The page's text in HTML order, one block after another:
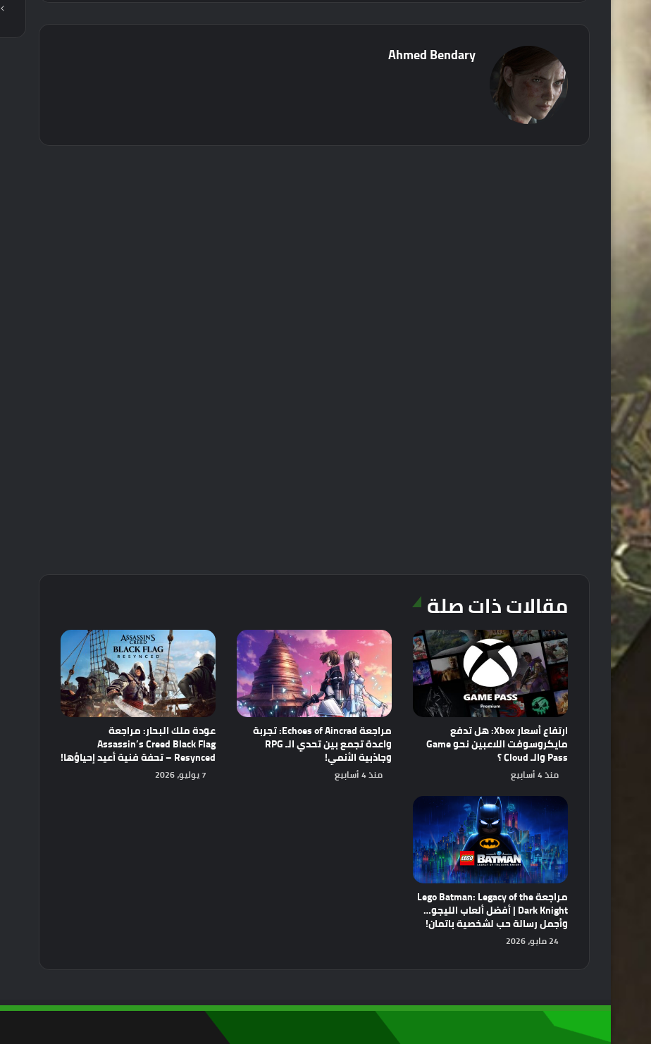
Ahmed Bendary
مقالات ذات صلة
ارتفاع أسعار Xbox: هل تدفع
مايكروسوفت اللاعبين نحو Game
Pass والـ Cloud ؟
منذ 4 أسابيع
مراجعة Echoes of Aincrad: تجربة
واعدة تجمع بين تحدي الـ RPG
وجاذبية الأنمي!
منذ 4 أسابيع
عودة ملك البحار: مراجعة
Assassin’s Creed Black Flag
Resynced – تحفة فنية أعيد إحياؤها!
7 يوليو، 2026
مراجعة Lego Batman: Legacy of the
Dark Knight | أفضل ألعاب الليجو…
وأجمل رسالة حب لشخصية باتمان!
24 مايو، 2026